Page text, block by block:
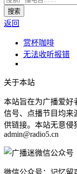
返回
赏杯咖啡
无法收听报错
关于本站
本站旨在为广播爱好
信号、点播节目均来
供链接。本站无意侵
admin@radio5.cn
微信公众号：记忆留